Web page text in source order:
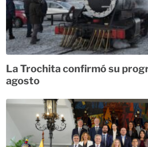
La Trochita confirmó su
agosto